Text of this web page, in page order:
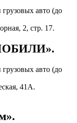
авто (до
2, стр. 17.
авто (до
41А.